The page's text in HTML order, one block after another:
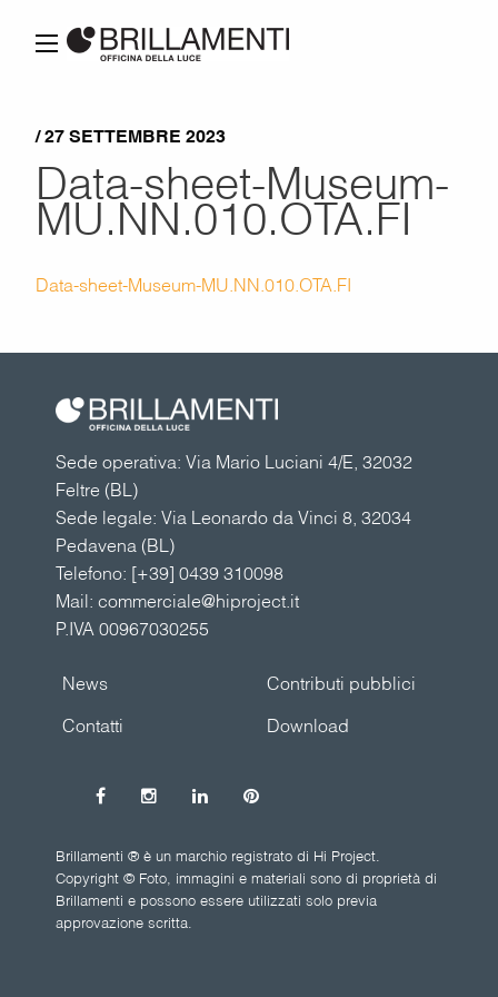
/ 27 SETTEMBRE 2023
Data-sheet-Museum-
MU.NN.010.OTA.FI
Data-sheet-Museum-MU.NN.010.OTA.FI
Sede operativa: Via Mario Luciani 4/E, 32032
Feltre (BL)
Sede legale: Via Leonardo da Vinci 8, 32034
Pedavena (BL)
Telefono: [+39] 0439 310098
Mail: commerciale@hiproject.it
P.IVA 00967030255
Contributi pubblici
News
Download
Contatti
Brillamenti ® è un marchio registrato di Hi Project.
Copyright © Foto, immagini e materiali sono di proprietà di
Brillamenti e possono essere utilizzati solo previa
approvazione scritta.